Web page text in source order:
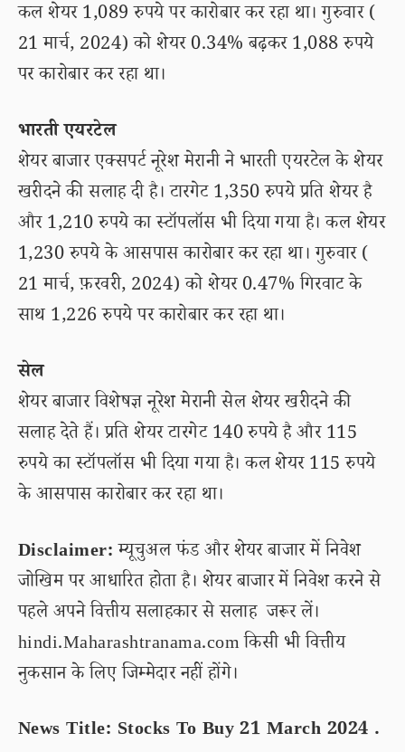
कल शेयर 1,089 रुपये पर कारोबार कर रहा था। गुरुवार (
21 मार्च, 2024) को शेयर 0.34% बढ़कर 1,088 रुपये
पर कारोबार कर रहा था।
भारती एयरटेल
शेयर बाजार एक्सपर्ट नूरेश मेरानी ने भारती एयरटेल के शेयर
खरीदने की सलाह दी है। टारगेट 1,350 रुपये प्रति शेयर है
और 1,210 रुपये का स्टॉपलॉस भी दिया गया है। कल शेयर
1,230 रुपये के आसपास कारोबार कर रहा था। गुरुवार (
21 मार्च, फ़रवरी, 2024) को शेयर 0.47% गिरवाट के
साथ 1,226 रुपये पर कारोबार कर रहा था।
सेल
शेयर बाजार विशेषज्ञ नूरेश मेरानी सेल शेयर खरीदने की
सलाह देते हैं। प्रति शेयर टारगेट 140 रुपये है और 115
रुपये का स्टॉपलॉस भी दिया गया है। कल शेयर 115 रुपये
के आसपास कारोबार कर रहा था।
Disclaimer:म्यूचुअल फंड और शेयर बाजार में निवेश
जोखिम पर आधारित होता है। शेयर बाजार में निवेश करने से
पहले अपने वित्तीय सलाहकार से सलाह जरूर लें।
hindi.Maharashtranama.com किसी भी वित्तीय
नुकसान के लिए जिम्मेदार नहीं होंगे।
News Title: Stocks To Buy 21 March 2024 .